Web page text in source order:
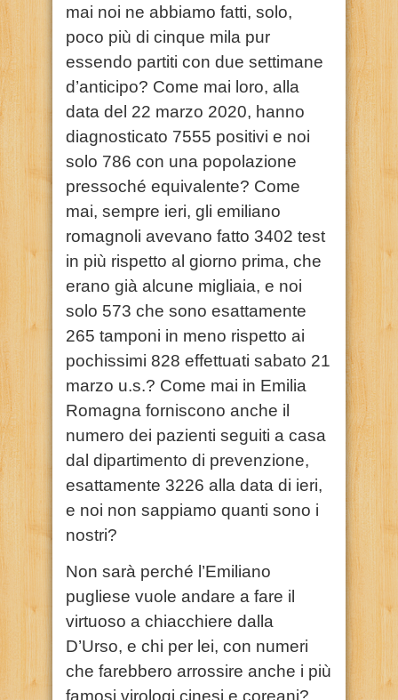
mai noi ne abbiamo fatti, solo,
poco più di cinque mila pur
essendo partiti con due settimane
d’anticipo? Come mai loro, alla
data del 22 marzo 2020, hanno
diagnosticato 7555 positivi e noi
solo 786 con una popolazione
pressoché equivalente? Come
mai, sempre ieri, gli emiliano
romagnoli avevano fatto 3402 test
in più rispetto al giorno prima, che
erano già alcune migliaia, e noi
solo 573 che sono esattamente
265 tamponi in meno rispetto ai
pochissimi 828 effettuati sabato 21
marzo u.s.? Come mai in Emilia
Romagna forniscono anche il
numero dei pazienti seguiti a casa
dal dipartimento di prevenzione,
esattamente 3226 alla data di ieri,
e noi non sappiamo quanti sono i
nostri?
Non sarà perché l’Emiliano
pugliese vuole andare a fare il
virtuoso a chiacchiere dalla
D’Urso, e chi per lei, con numeri
che farebbero arrossire anche i più
famosi virologi cinesi e coreani?